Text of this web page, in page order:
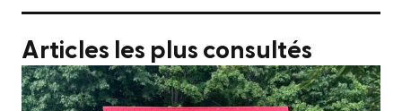
Articles les plus consultés